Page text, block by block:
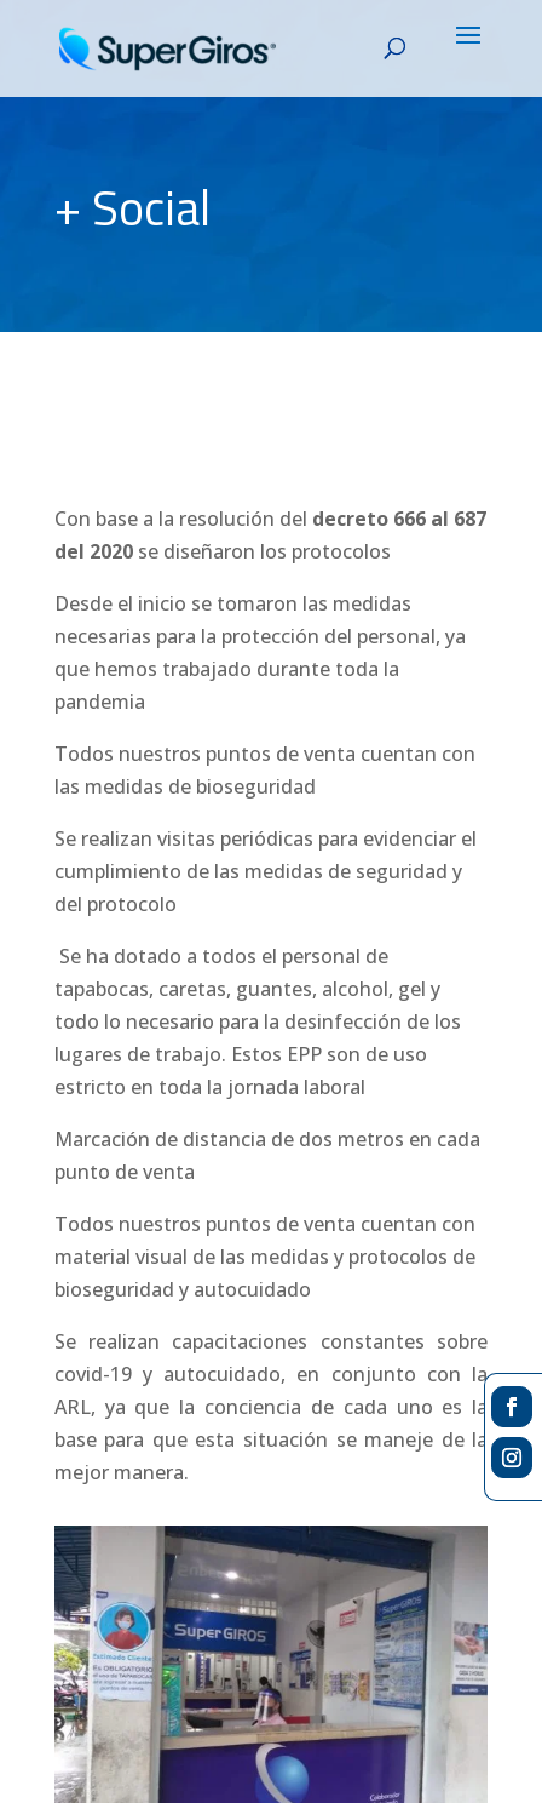
+ Social
Con base a la resolución del decreto 666 al 687
del 2020se diseñaron los protocolos
Desde el inicio se tomaron las medidas
necesarias para la protección del personal, ya
que hemos trabajado durante toda la
pandemia
Todos nuestros puntos de venta cuentan con
las medidas de bioseguridad
Se realizan visitas periódicas para evidenciar el
cumplimiento de las medidas de seguridad y
del protocolo
Se ha dotado a todos el personal de
tapabocas, caretas, guantes, alcohol, gel y
todo lo necesario para la desinfección de los
lugares de trabajo. Estos EPP son de uso
estricto en toda la jornada laboral
Marcación de distancia de dos metros en cada
punto de venta
Todos nuestros puntos de venta cuentan con
material visual de las medidas y protocolos de
bioseguridad y autocuidado
Se realizan capacitaciones constantes sobre
covid-19 y autocuidado, en conjunto con la
ARL, ya que la conciencia de cada uno es la
base para que esta situación se maneje de la
mejor manera.